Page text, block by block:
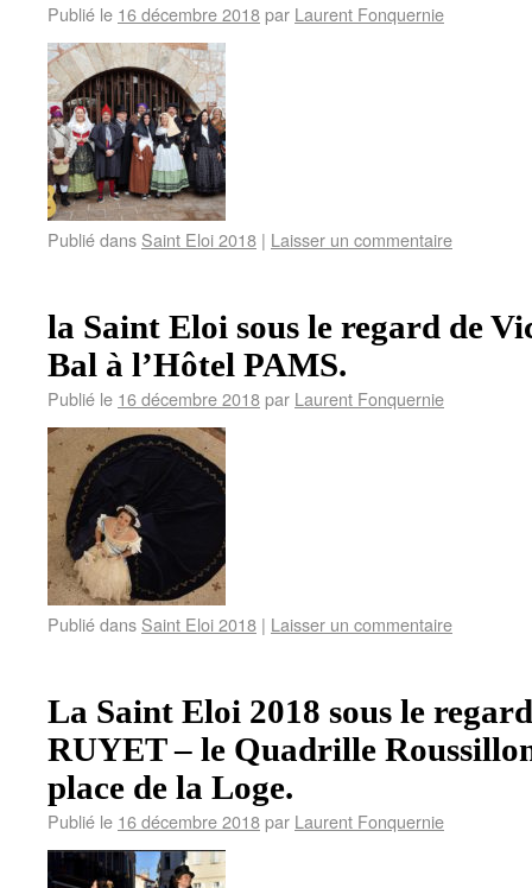
Publié le 16 décembre 2018par Laurent Fonquernie
Publié dans Saint Eloi 2018 | Laisser un commentaire
la Saint Eloi sous le regard de
Bal à l’Hôtel PAMS.
Publié le 16 décembre 2018par Laurent Fonquernie
Publié dans Saint Eloi 2018 | Laisser un commentaire
La Saint Eloi 2018 sous le
RUYET – le Quadrille
place de la Loge.
Publié le 16 décembre 2018par Laurent Fonquernie